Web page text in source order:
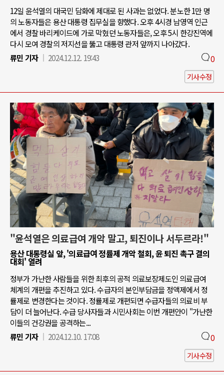
12일 윤석열의 대국민 담화에 제대로 된 사과는 없었다. 분노한 1만 명
의 노동자들은 용산 대통령 집무실을 향했다. 오후 4시경 남영역 인근
에서 경찰 바리케이드에 가로 막혔던 노동자들은, 오후 5시 한강진역에
다시 모여 경찰의 저지선을 뚫고 대통령 관저 앞까지 나아갔다.
류민 기자
2024.12.12. 19:43 0
기사수정
"윤석열은 의료급여 개악 말고, 퇴진이나 서두르라!"
용산 대통령실 앞, '의료급여 정률제 개악 철회, 윤 퇴진 촉구 결의
대회' 열려
정부가 가난한 사람들을 위한 최후의 공적 의료보장제도인 의료급여
체계의 개편을 추진하고 있다. 수급자의 본인부담금을 정액제에서 정
률제로 변경한다는 것이다. 정률제로 개편되면 수급자들의 의료비 부
담이 더 늘어난다. 수급 당사자들과 시민사회는 이번 개편안이 "가난한
이들의 건강권을 공격하는...
류민 기자
2024.12.10. 17:08 0
기사수정